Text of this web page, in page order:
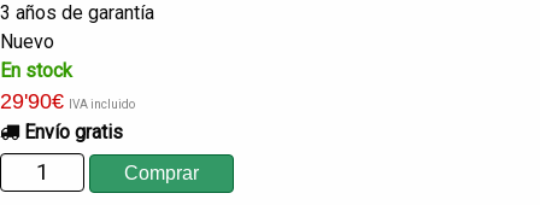
3 años de garantía
Nuevo
En stock
29'90€ IVA incluido
Envío gratis